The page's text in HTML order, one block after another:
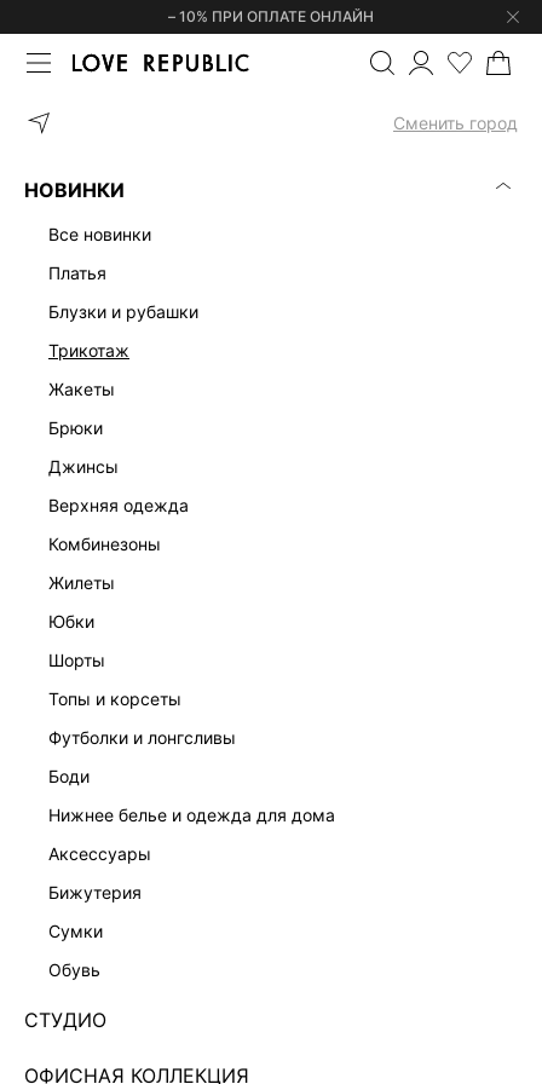
– 10% ПРИ ОПЛАТЕ ОНЛАЙН
Сменить город
НОВИНКИ
все новинки
платья
блузки и рубашки
трикотаж
жакеты
брюки
джинсы
верхняя одежда
комбинезоны
жилеты
юбки
шорты
топы и корсеты
футболки и лонгсливы
боди
нижнее белье и одежда для дома
аксессуары
бижутерия
сумки
обувь
СТУДИО
ОФИСНАЯ КОЛЛЕКЦИЯ
ГЛАВНАЯ ЛЬНЯНОЙ САРАФАН НА
Нет в наличии
ЦВЕТ:БЕЛЫЙ/БЕЛЫЙ
РАЗМЕР
ОПИСАНИЕ И ОБМЕРЫ
Артикул: 4256601502